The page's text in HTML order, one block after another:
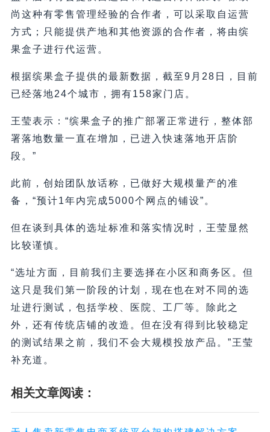
尚这种有零售管理经验的合作者，可以采取自运营
方式；只能提供产地和其他资源的合作者，将由缤
果盒子进行代运营。
根据缤果盒子提供的最新数据，截至9月28日，目前
已经落地24个城市，拥有158家门店。
王莹表示：“缤果盒子的推广部署正常进行，整体部
署落地数量一直在增加，已进入快速落地开店阶
段。”
此前，创始团队放话称，已做好大规模量产的准
备，“预计1年内完成5000个网点的铺设”。
但在谈到具体的选址标准和落实情况时，王莹显然
比较谨慎。
“选址方面，目前我们主要选择在小区和商务区。但
这只是我们第一阶段的计划，现在也在对不同的选
址进行测试，包括学校、医院、工厂等。除此之
外，还有传统店铺的改造。但在没有得到比较稳定
的测试结果之前，我们不会大规模投放产品。”王莹
补充道。
相关文章阅读：